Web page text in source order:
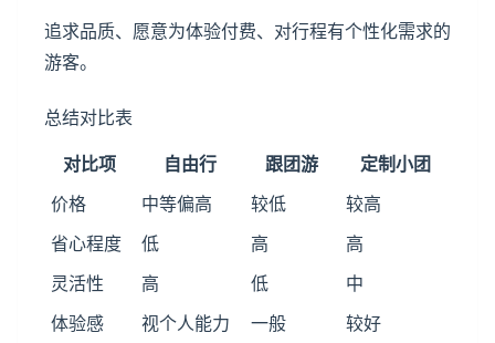
追求品质、愿意为体验付费、对行程有个性化需求的
游客。
总结对比表
对比项 自由行 跟团游 定制小团
价格 中等偏高 较低 较高
省心程度 低 高 高
灵活性 高 低 中
体验感 视个人能力 一般 较好